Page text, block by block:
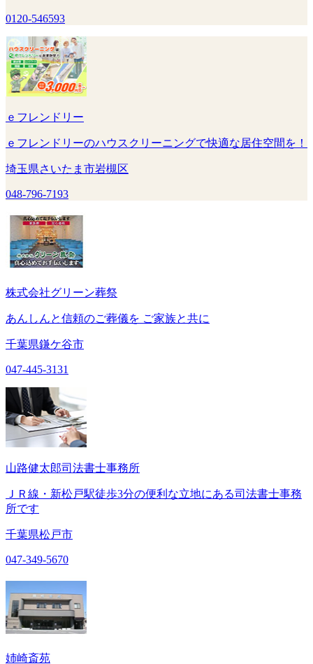
0120-546593
ｅフレンドリー
ｅフレンドリーのハウスクリーニングで快適な居住空間を！
埼玉県さいたま市岩槻区
048-796-7193
株式会社グリーン葬祭
あんしんと信頼のご葬儀を ご家族と共に
千葉県鎌ケ谷市
047-445-3131
山路健太郎司法書士事務所
ＪＲ線・新松戸駅徒歩3分の便利な立地にある司法書士事務
所です
千葉県松戸市
047-349-5670
姉崎斎苑